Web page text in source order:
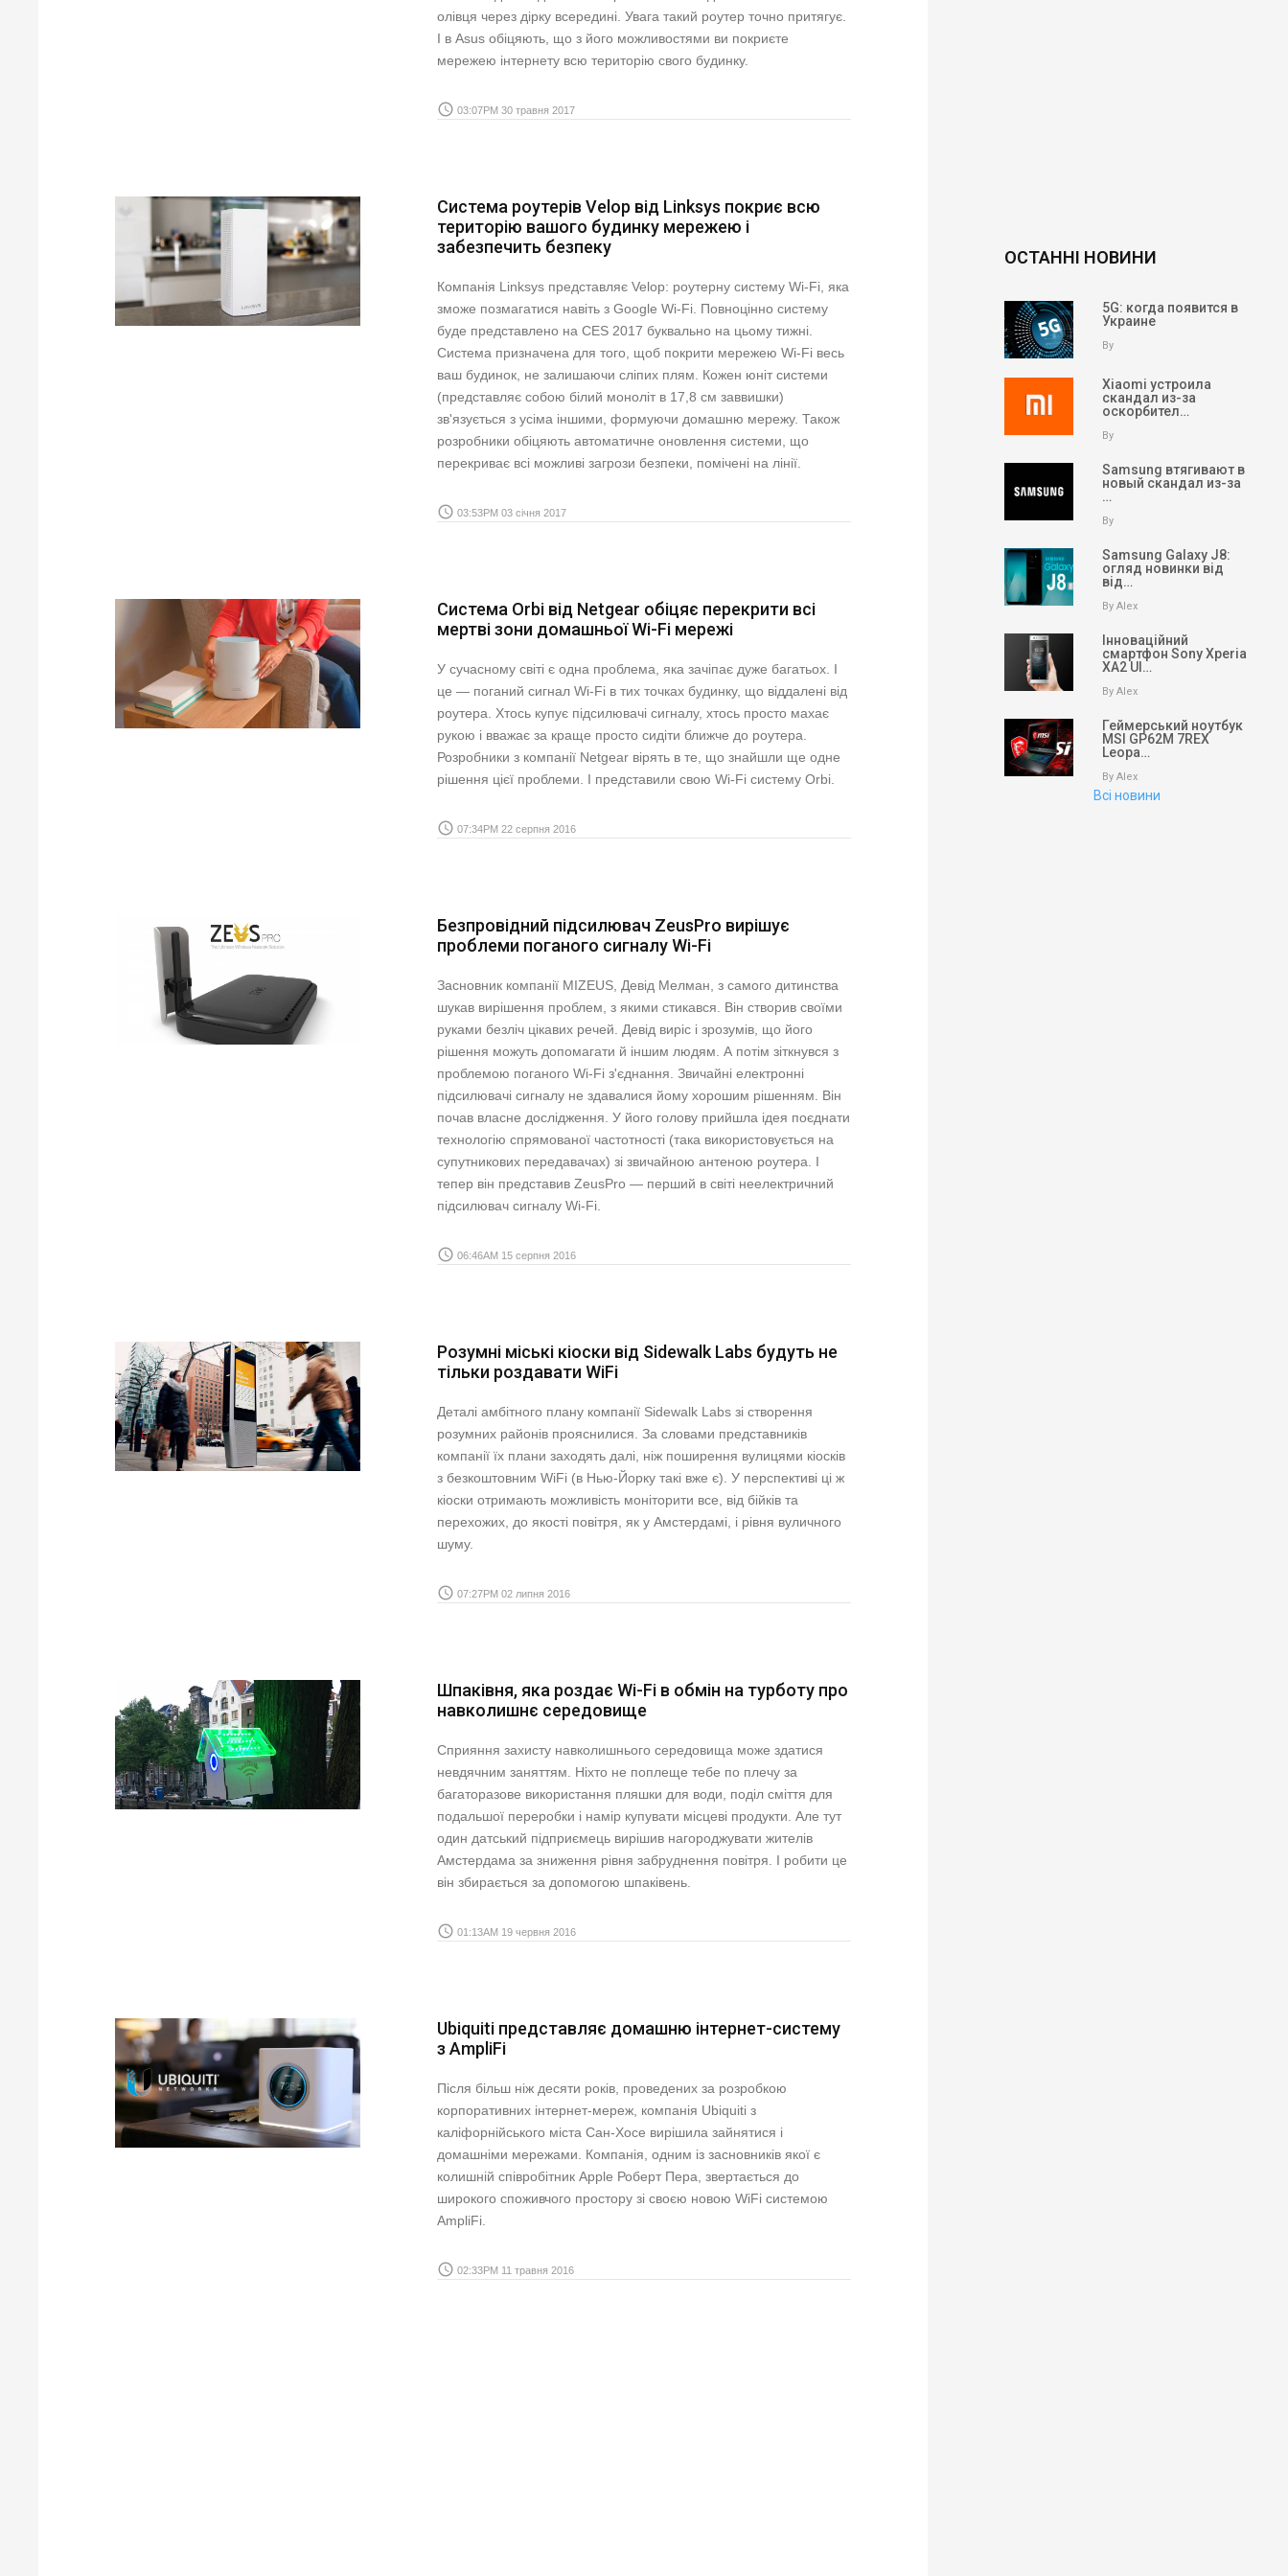
олівця через дірку всередині. Увага такий роутер точно притягує.
І в Asus обіцяють, що з його можливостями ви покриєте
мережею інтернету всю територію свого будинку.
access_time 03:07PM 30 травня 2017
Система роутерів Velop від Linksys покриє всю
територію вашого будинку мережею і
забезпечить безпеку
Компанія Linksys представляє Velop: роутерну систему Wi-Fi, яка
зможе позмагатися навіть з Google Wi-Fi. Повноцінно систему
буде представлено на CES 2017 буквально на цьому тижні.
Система призначена для того, щоб покрити мережею Wi-Fi весь
ваш будинок, не залишаючи сліпих плям. Кожен юніт системи
(представляє собою білий моноліт в 17,8 см заввишки)
зв'язується з усіма іншими, формуючи домашню мережу. Також
розробники обіцяють автоматичне оновлення системи, що
перекриває всі можливі загрози безпеки, помічені на лінії.
access_time 03:53PM 03 січня 2017
Система Orbi від Netgear обіцяє перекрити всі
мертві зони домашньої Wi-Fi мережі
У сучасному світі є одна проблема, яка зачіпає дуже багатьох. І
це — поганий сигнал Wi-Fi в тих точках будинку, що віддалені від
роутера. Хтось купує підсилювачі сигналу, хтось просто махає
рукою і вважає за краще просто сидіти ближче до роутера.
Розробники з компанії Netgear вірять в те, що знайшли ще одне
рішення цієї проблеми. І представили свою Wi-Fi систему Orbi.
access_time 07:34PM 22 серпня 2016
Безпровідний підсилювач ZeusPro вирішує
проблеми поганого сигналу Wi-Fi
Засновник компанії MIZEUS, Девід Мелман, з самого дитинства
шукав вирішення проблем, з якими стикався. Він створив своїми
руками безліч цікавих речей. Девід виріс і зрозумів, що його
рішення можуть допомагати й іншим людям. А потім зіткнувся з
проблемою поганого Wi-Fi з'єднання. Звичайні електронні
підсилювачі сигналу не здавалися йому хорошим рішенням. Він
почав власне дослідження. У його голову прийшла ідея поєднати
технологію спрямованої частотності (така використовується на
супутникових передавачах) зі звичайною антеною роутера. І
тепер він представив ZeusPro — перший в світі неелектричний
підсилювач сигналу Wi-Fi.
access_time 06:46AM 15 серпня 2016
Розумні міські кіоски від Sidewalk Labs будуть не
тільки роздавати WiFi
Деталі амбітного плану компанії Sidewalk Labs зі створення
розумних районів прояснилися. За словами представників
компанії їх плани заходять далі, ніж поширення вулицями кіосків
з безкоштовним WiFi (в Нью-Йорку такі вже є). У перспективі ці ж
кіоски отримають можливість моніторити все, від бійків та
перехожих, до якості повітря, як у Амстердамі, і рівня вуличного
шуму.
access_time 07:27PM 02 липня 2016
Шпаківня, яка роздає Wi-Fi в обмін на турботу про
навколишнє середовище
Сприяння захисту навколишнього середовища може здатися
невдячним заняттям. Ніхто не поплеще тебе по плечу за
багаторазове використання пляшки для води, поділ сміття для
подальшої переробки і намір купувати місцеві продукти. Але тут
один датський підприємець вирішив нагороджувати жителів
Амстердама за зниження рівня забруднення повітря. І робити це
він збирається за допомогою шпаківень.
access_time 01:13AM 19 червня 2016
Ubiquiti представляє домашню інтернет-систему
з AmpliFi
Після більш ніж десяти років, проведених за розробкою
корпоративних інтернет-мереж, компанія Ubiquiti з
каліфорнійського міста Сан-Хосе вирішила зайнятися і
домашніми мережами. Компанія, одним із засновників якої є
колишній співробітник Apple Роберт Пера, звертається до
широкого споживчого простору зі своєю новою WiFi системою
AmpliFi.
access_time 02:33PM 11 травня 2016
ОСТАННІ НОВИНИ
5G: когда появится в
Украине
By
Xiaomi устроила
скандал из-за
оскорбител…
By
Samsung втягивают в
новый скандал из-за
…
By
Samsung Galaxy J8:
огляд новинки від
від…
By Alex
Інноваційний
смартфон Sony Xperia
XA2 Ul…
By Alex
Геймерський ноутбук
MSI GP62M 7REX
Leopa…
By Alex
Всі новини